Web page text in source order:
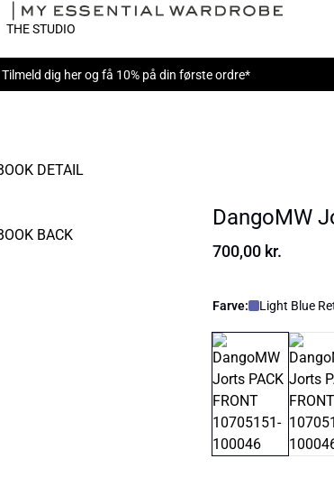
THE STUDIO
Tilmeld dig herog få 10% på din første ordre*
DangoMW
700,00 kr.
Farve: Light Blue